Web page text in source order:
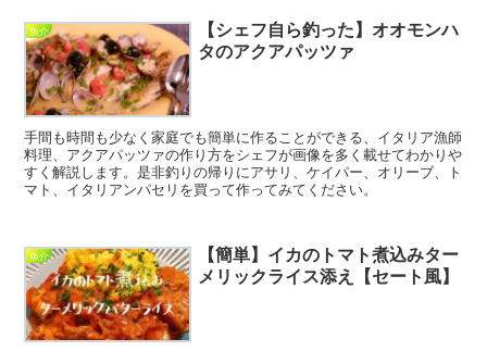
魚介
【シェフ自ら釣った】オオモンハ
タのアクアパッツァ
手間も時間も少なく家庭でも簡単に作ることができる、イタリア漁師
料理、アクアパッツァの作り方をシェフが画像を多く載せてわかりや
すく解説します。是非釣りの帰りにアサリ、ケイパー、オリーブ、ト
マト、イタリアンパセリを買って作ってみてください。
魚介
【簡単】イカのトマト煮込みター
メリックライス添え【セート風】